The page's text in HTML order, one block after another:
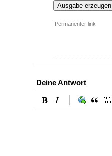
Ausgabe erzeugen
Permanenter link
Deine Antwort